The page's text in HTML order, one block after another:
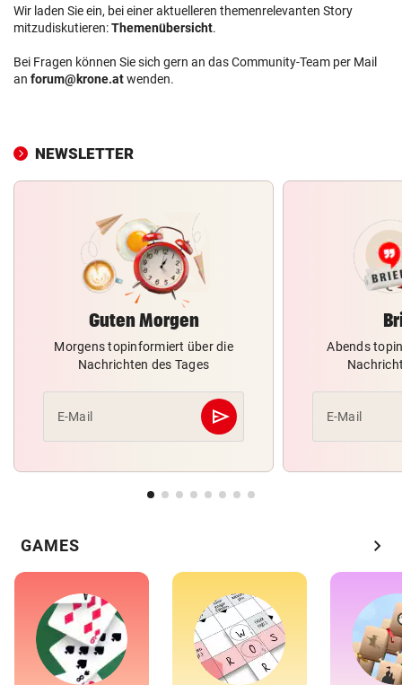
Wir laden Sie ein, bei einer aktuelleren themenrelevanten Story
mitzudiskutieren:Themenübersicht.
Bei Fragen können Sie sich gern an das Community-Team per Mail
an forum@krone.atwenden.
NEWSLETTER
Guten Morgen
Morgens topinformiert über die
Nachrichten des Tages
E-Mail send
Abschicken
Abends
E-Mail
GAMES chevron_right